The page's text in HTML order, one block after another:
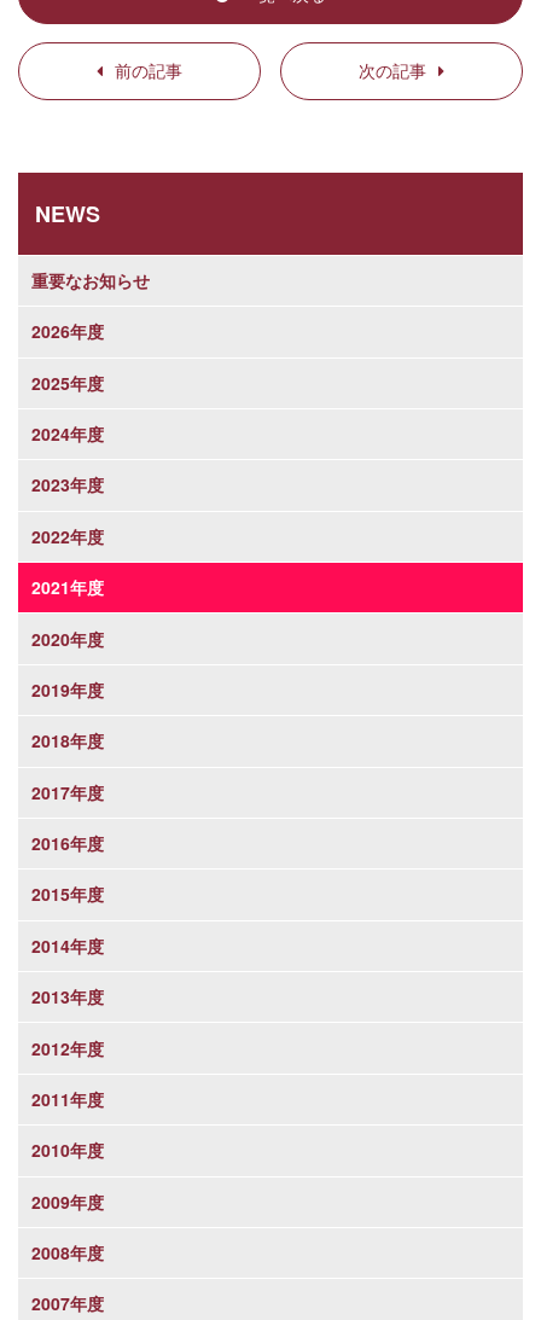
前の記事 次の記事
NEWS
重要なお知らせ
2026年度
2025年度
2024年度
2023年度
2022年度
2021年度
2020年度
2019年度
2018年度
2017年度
2016年度
2015年度
2014年度
2013年度
2012年度
2011年度
2010年度
2009年度
2008年度
2007年度